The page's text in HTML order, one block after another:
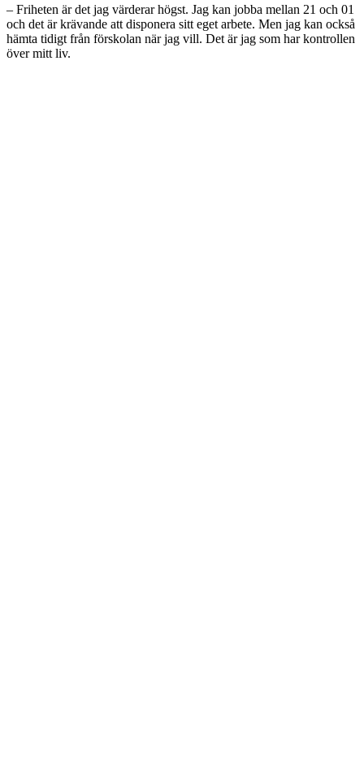
– Friheten är det jag värderar högst. Jag kan jobba mellan 21 och 01
och det är krävande att disponera sitt eget arbete. Men jag kan också
hämta tidigt från förskolan när jag vill. Det är jag som har kontrollen
över mitt liv.